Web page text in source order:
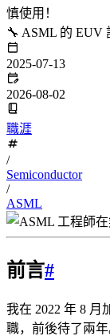
慎使用！
🔧 ASML 的 EUV
2025-07-13
2026-08-02
職涯
/
Semiconductor
/
ASML
前言#
我在 2022 年 8 月
職，前後待了兩年